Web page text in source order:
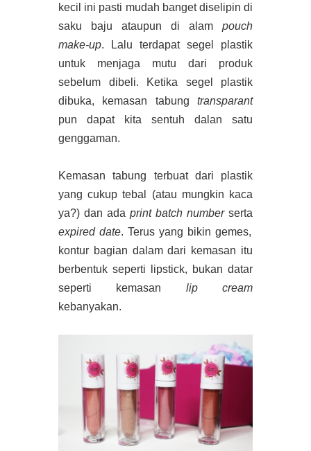
kecil ini pasti mudah banget diselipin di
saku baju ataupun di alam pouch
make-up. Lalu terdapat segel plastik
untuk menjaga mutu dari produk
sebelum dibeli. Ketika segel plastik
dibuka, kemasan tabung transparant
pun dapat kita sentuh dalan satu
genggaman.
Kemasan tabung terbuat dari plastik
yang cukup tebal (atau mungkin kaca
ya?) dan ada print batch numberserta
expired date. Terus yang bikin gemes,
kontur bagian dalam dari kemasan itu
berbentuk seperti lipstick, bukan datar
seperti kemasan lip cream
kebanyakan.